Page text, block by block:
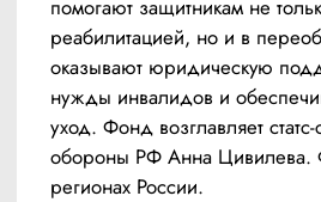
помогают защитникам не
реабилитацией, но и в
оказывают юридическую
нужды инвалидов и
уход. Фонд возглавляет
обороны РФ Анна Цивилева.
регионах России.